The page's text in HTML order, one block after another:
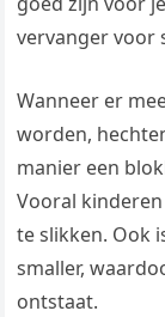
vervanger voor
Wanneer er
worden,
manier een
Vooral
te slikken. Ook
smaller,
ontstaat.